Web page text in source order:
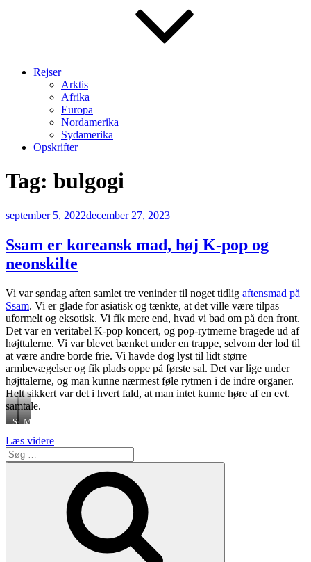
Rejser
Arktis
Afrika
Europa
Nordamerika
Sydamerika
Opskrifter
Tag: bulgogi
Udgivet
september 5, 2022december 27, 2023
Ssam er koreansk mad, høj K-pop og
neonskilte
Vi var søndag aften samlet tre veninder til noget tidlig aftensmad på
Ssam. Vi er glade for asiatisk og tænkte, at det ville være tilpas
uformelt og eksotisk. Vi fik mere end, hvad vi bad om på den front.
Det var en veritabel K-pop koncert, og pop-rytmerne bragede ud af
højttalerne. Vi var blevet bænket under en trappe, selvom der lod til
at være andre borde frie. Vi havde dog lyst til lidt større
armbevægelser og fik plads oppe på første sal. Det var lige under
højttalerne, og man kunne nærmest føle rytmen i de indre organer.
Helt sikkert var det i hvert fald, at man intet kunne høre af en evt.
samtale.
SsamMenu
Læs videre“Ssam
koreansk
pop
neonskilte”
Søg
efter: